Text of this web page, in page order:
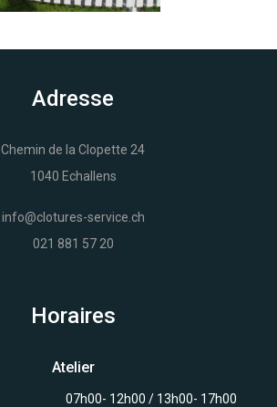
Adresse
Chemin de la Clopette 24
1040 Echallens
info@clotures-service.ch
021 881 57 20
Horaires
Atelier
07h00- 12h00 / 13h00- 17h00